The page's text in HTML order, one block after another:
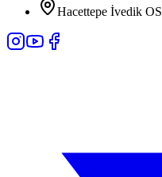
Hacettepe İvedik